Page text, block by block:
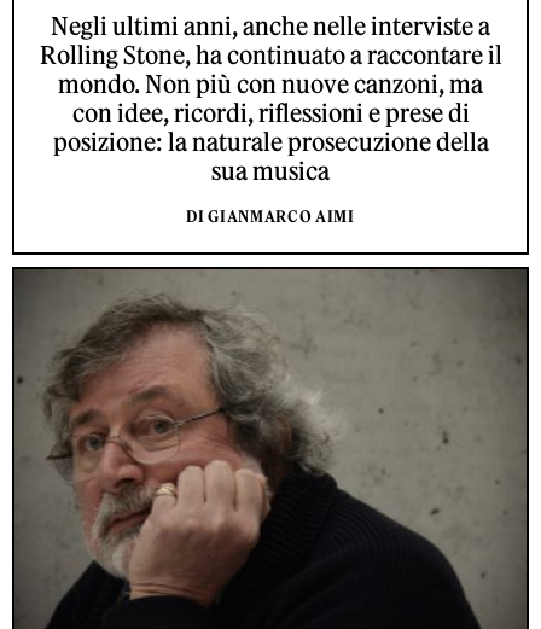
Negli ultimi anni, anche nelle interviste a
Rolling Stone, ha continuato a raccontare il
mondo. Non più con nuove canzoni, ma
con idee, ricordi, riflessioni e prese di
posizione: la naturale prosecuzione della
sua musica
DI GIANMARCO AIMI